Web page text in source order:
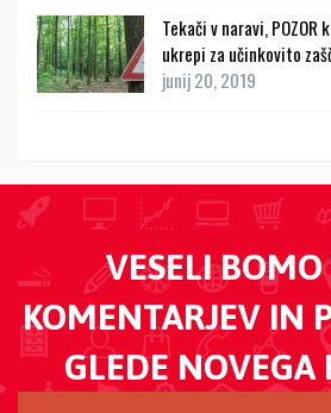
Tekači v naravi,
ukrepi za učinkovito
junij 20, 2019
VESELI
KOMENTARJEV IN
GLEDE NOVEGA